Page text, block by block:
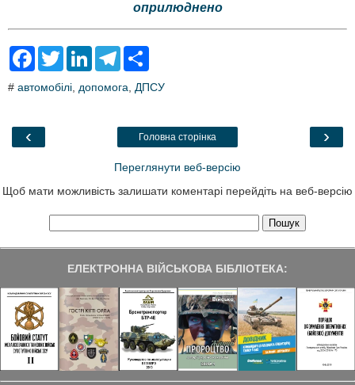
оприлюднено
F
e
o
T
t
L
k
T
e
a
r
# автомобілі допомога ДПСУ
‹ ›
Головна сторінка
Переглянути веб-версію
Щоб мати можливість залишати коментарі перейдіть на веб-версію
ЕЛЕКТРОННА ВІЙСЬКОВА БІБЛІОТЕКА: